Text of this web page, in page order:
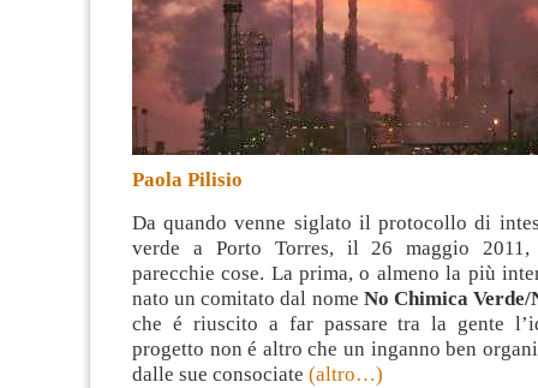
Paola Pilisio
Da quando venne siglato il protocollo di
verde a Porto Torres, il 26 maggio 2011,
parecchie cose. La prima, o almeno la più
nato un comitato dal nome No Chimica
che é riuscito a far passare tra la gente
progetto non é altro che un inganno ben
dalle sue consociate (altro…)